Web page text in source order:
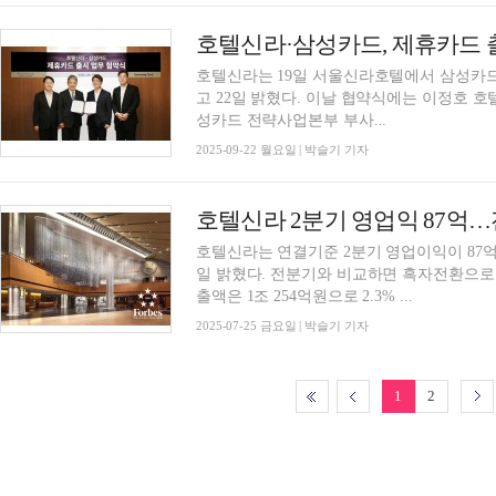
호텔신라·삼성카드, 제휴카드
호텔신라는 19일 서울신라호텔에서 삼성
고 22일 밝혔다. 이날 협약식에는 이정호 호텔신라 호텔&레저부문 부문장 부사장과 김상규 삼
성카드 전략사업본부 부사...
2025-09-22 월요일 | 박슬기 기자
호텔신라 2분기 영업익 87억
호텔신라는 연결기준 2분기 영업이익이 87
일 밝혔다. 전분기와 비교하면 흑자전환으
출액은 1조 254억원으로 2.3% ...
2025-07-25 금요일 | 박슬기 기자
1 2